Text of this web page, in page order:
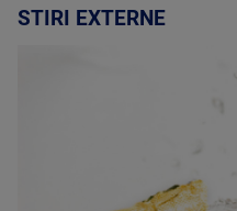
STIRI EXTERNE